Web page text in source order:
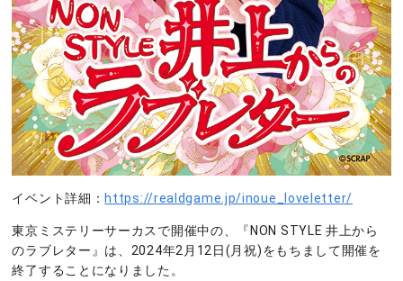
イベント詳細： https://realdgame.jp/inoue_loveletter/
東京ミステリーサーカスで開催中の、『NON STYLE 井上から
のラブレター』は、2024年2月12日(月祝)をもちまして開催を
終了することになりました。